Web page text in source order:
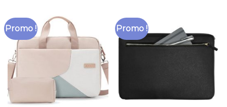
Promo ! Promo !